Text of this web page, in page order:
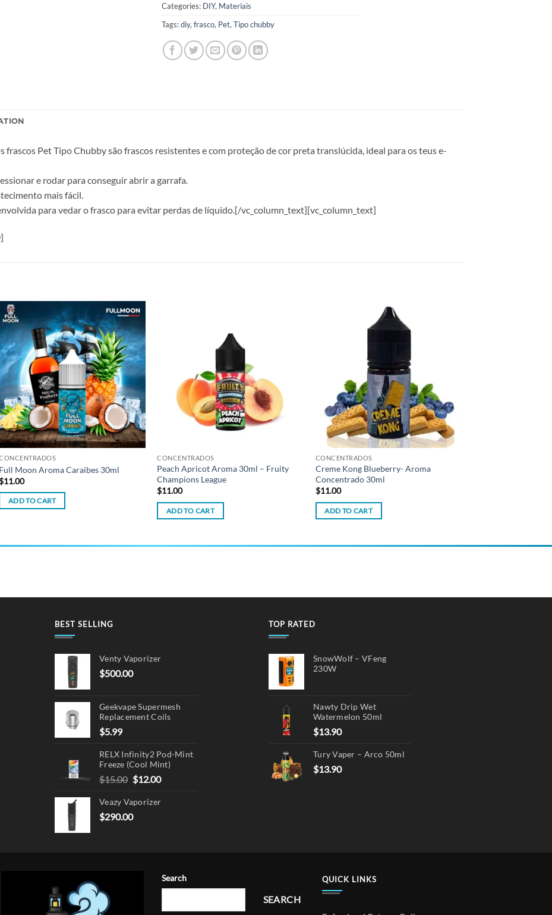
Categories: DIY, Materiais
Tags:diy, frasco, Pet, Tipo chubby
Pet Tipo Chubby são frascos resistentes e com proteção de cor preta translúcida, ideal para os teus e-
e rodar para conseguir abrir a garrafa.
mais fácil.
para vedar o frasco para evitar perdas de líquido.[/vc_column_text][vc_column_text]
Add to
wishlist
Full Moon Aroma Caraibes 30ml
11.00
ADD TO CART
CONCENTRADOS
Peach Apricot Aroma 30ml – Fruity
Champions League
$11.00
ADD TO CART
CONCENTRADOS
Creme Kong Blueberry- Aroma
Concentrado 30ml
$11.00
ADD TO CART
BEST SELLING
Venty Vaporizer
$500.00
Geekvape Supermesh
Replacement Coils
$5.99
RELX Infinity2 Pod-Mint
Freeze (Cool Mint)
$15.00 Original
was:
$15.00.
$12.00Current
is:
Veazy Vaporizer
$290.00
TOP RATED
SnowWolf – VFeng
230W
Nawty Drip Wet
Watermelon 50ml
$13.90
Tury Vaper – Arco 50ml
$13.90
Search
SEARCH
QUICK LINKS